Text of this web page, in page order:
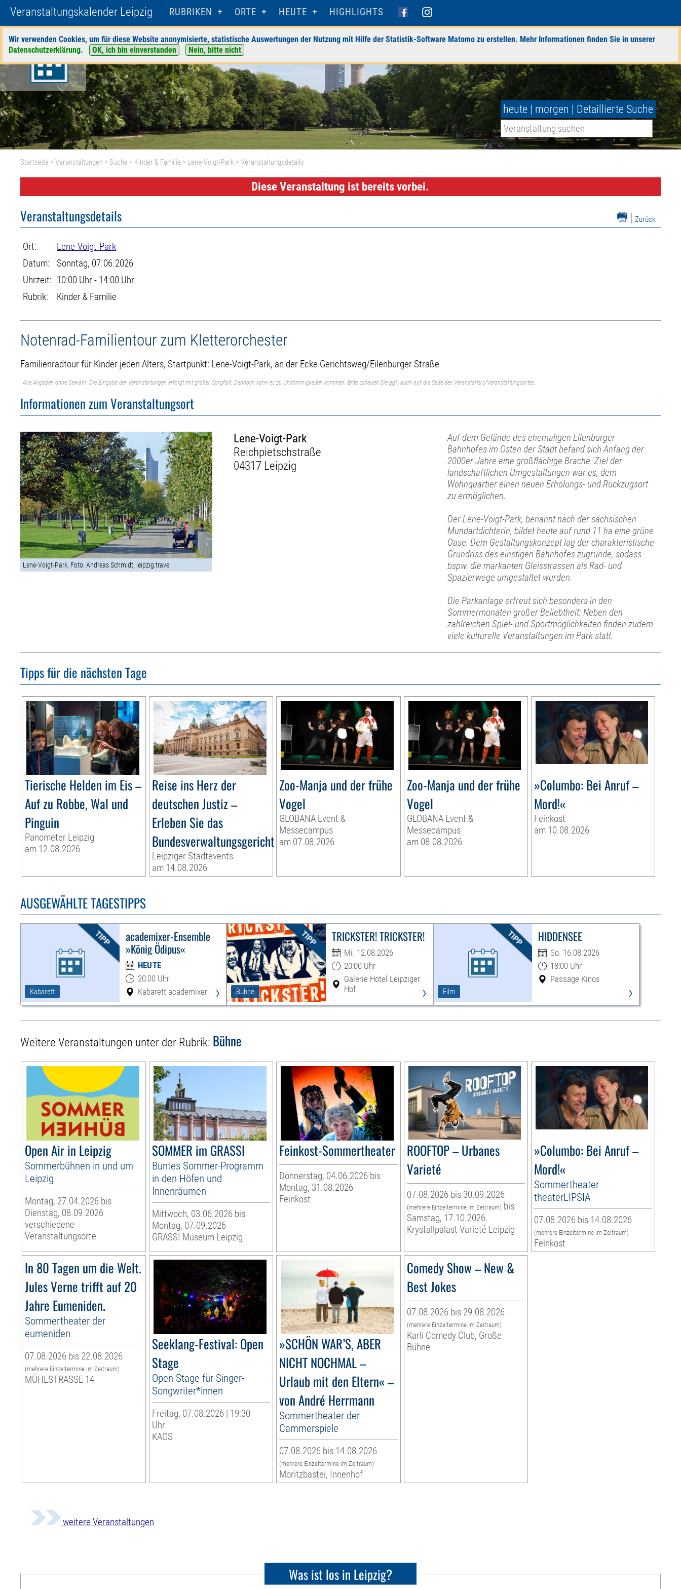
Veranstaltungskalender Leipzig RUBRIKEN ORTE HEUTE HIGHLIGHTS
Wir verwenden Cookies, um für diese Website anonymisierte, statistische Auswertungen der Nutzung mit Hilfe der Statistik-Software Matomo zu erstellen. Mehr Informationen finden Sie in unserer
Datenschutzerklärung. OK, ich bin einverstanden Nein, bitte nicht
heute | morgen | Detaillierte Suche
Startseite >Veranstaltungen > Suche > Kinder & Familie > Lene-Voigt-Park > Veranstaltungsdetails
Diese Veranstaltung ist bereits vorbei.
| Zurück
Veranstaltungsdetails
Ort:
Lene-Voigt-Park
Datum:
Sonntag, 07.06.2026
Uhrzeit: 10:00 Uhr - 14:00 Uhr
Rubrik:
Kinder & Familie
Notenrad-Familientour zum Kletterorchester
Familienradtour für Kinder jeden Alters, Startpunkt: Lene-Voigt-Park, an der Ecke Gerichtsweg/Eilenburger Straße
Alle Angaben ohne Gewähr. Die Eingabe der Veranstaltungen erfolgt mit großer Sorgfalt. Dennoch kann es zu Unstimmigkeiten kommen. Bitte schauen Sie ggf. auch auf die Seite des Veranstalters/Veranstaltungsortes.
Informationen zum Veranstaltungsort
Lene-Voigt-Park, Foto: Andreas Schmidt, leipzig.travel
Lene-Voigt-Park
Reichpietschstraße
04317 Leipzig
Auf dem Gelände des ehemaligen Eilenburger
Bahnhofes im Osten der Stadt befand sich Anfang der
2000er Jahre eine großflächige Brache. Ziel der
landschaftlichen Umgestaltungen war es, dem
Wohnquartier einen neuen Erholungs- und Rückzugsort
zu ermöglichen.
Der Lene-Voigt-Park, benannt nach der sächsischen
Mundartdichterin, bildet heute auf rund 11 ha eine grüne
Oase. Dem Gestaltungskonzept lag der charakteristische
Grundriss des einstigen Bahnhofes zugrunde, sodass
bspw. die markanten Gleisstrassen als Rad- und
Spazierwege umgestaltet wurden.
Die Parkanlage erfreut sich besonders in den
Sommermonaten großer Beliebtheit: Neben den
zahlreichen Spiel- und Sportmöglichkeiten finden zudem
viele kulturelle Veranstaltungen im Park statt.
Tipps für die nächsten Tage
Tierische Helden im Eis –
Auf zu Robbe, Wal und
Pinguin
Panometer Leipzig
am 12.08.2026
Reise ins Herz der
deutschen Justiz –
Erleben Sie das
Bundesverwaltungsgericht
Leipziger Stadtevents
am 14.08.2026
Zoo-Manja und der frühe
Vogel
GLOBANA Event &
Messecampus
am 07.08.2026
Zoo-Manja und der frühe
Vogel
GLOBANA Event &
Messecampus
am 08.08.2026
»Columbo: Bei Anruf –
Mord!«
Feinkost
am 10.08.2026
AUSGEWÄHLTE TAGESTIPPS
Kabarett
academixer-Ensemble
»König Ödipus«
HEUTE
20:00 Uhr
Kabarett academixer
› Bühne
TRICKSTER! TRICKSTER!
Mi. 12.08.2026
20:00 Uhr
Galerie Hotel Leipziger
Hof
› Film
HIDDENSEE
So. 16.08.2026
18:00 Uhr
Passage Kinos
›
Weitere Veranstaltungen unter der Rubrik: Bühne
Open Air in Leipzig
Sommerbühnen in und um
Leipzig
Montag, 27.04.2026 bis
Dienstag, 08.09.2026
verschiedene
Veranstaltungsorte
SOMMER im GRASSI
Buntes Sommer-Programm
in den Höfen und
Innenräumen
Mittwoch, 03.06.2026 bis
Montag, 07.09.2026
GRASSI Museum Leipzig
Feinkost-Sommertheater
Donnerstag, 04.06.2026 bis
Montag, 31.08.2026
Feinkost
ROOFTOP – Urbanes
Varieté
07.08.2026 bis 30.09.2026
(mehrere Einzeltermine im Zeitraum) bis
Samstag, 17.10.2026
Krystallpalast Varieté Leipzig
»Columbo: Bei Anruf –
Mord!«
Sommertheater
theaterLIPSIA
07.08.2026 bis 14.08.2026
(mehrere Einzeltermine im Zeitraum)
Feinkost
In 80 Tagen um die Welt.
Jules Verne trifft auf 20
Jahre Eumeniden.
Sommertheater der
eumeniden
07.08.2026 bis 22.08.2026
(mehrere Einzeltermine im Zeitraum)
MÜHLSTRASSE 14
Seeklang-Festival: Open
Stage
Open Stage für Singer-
Songwriter*innen
Freitag, 07.08.2026 | 19:30
Uhr
KAOS
»SCHÖN WAR’S, ABER
NICHT NOCHMAL –
Urlaub mit den Eltern« –
von André Herrmann
Sommertheater der
Cammerspiele
07.08.2026 bis 14.08.2026
(mehrere Einzeltermine im Zeitraum)
Moritzbastei, Innenhof
Comedy Show – New &
Best Jokes
07.08.2026 bis 29.08.2026
(mehrere Einzeltermine im Zeitraum)
Karli Comedy Club, Große
Bühne
weitere Veranstaltungen
Was ist los in Leipzig?